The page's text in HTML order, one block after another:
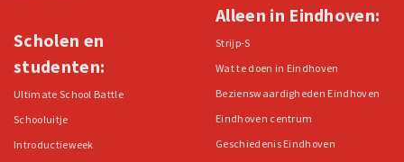
Scholen en
studenten:
Ultimate School Battle
Schooluitje
Introductieweek
Alleen in Eindhoven:
Strijp-S
Wat te doen in Eindhoven
Bezienswaardigheden Eindhoven
Eindhoven centrum
Geschiedenis Eindhoven